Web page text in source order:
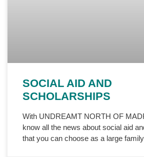
SOCIAL AID AND
SCHOLARSHIPS
With UNDREAMT NORTH OF
know all the news about social aid
that you can choose as a large family